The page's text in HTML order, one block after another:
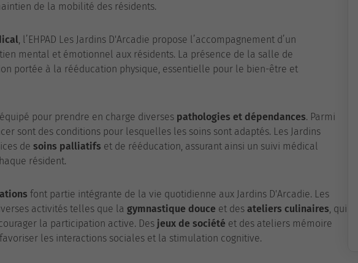
de la mobilité des résidents.
, l’EHPAD Les Jardins D'Arcadie propose l’accompagnement d’un
mental et émotionnel aux résidents. La présence de la salle de
portée à la rééducation physique, essentielle pour le bien-être et
pour prendre en charge diverses pathologies et dépendances. Parmi
sont des conditions pour lesquelles les soins sont adaptés. Les Jardins
de soins palliatifs et de rééducation, assurant ainsi un suivi médical
résident.
font partie intégrante de la vie quotidienne aux Jardins D'Arcadie. Les
activités telles que la gymnastique douce et des ateliers culinaires, qui
la participation active. Des jeux de société et des ateliers mémoire
les interactions sociales et la stimulation cognitive.